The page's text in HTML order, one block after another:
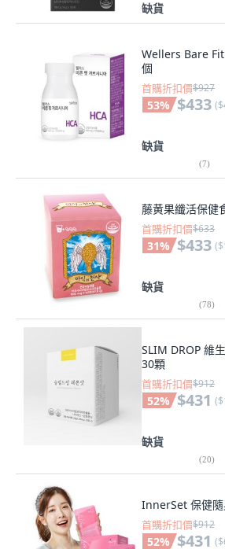
缺貨
Wellers Bare
個
首購折扣價$927
53% $433 (
缺貨
(7)
藤黄果纖活保健
首購折扣價$633
31% $433 (
缺貨
(78)
SLIM DROP 維
30顆
首購折扣價$912
52% $431 (
缺貨
(20)
InnerSet 保健
首購折扣價$912
52% $431 (